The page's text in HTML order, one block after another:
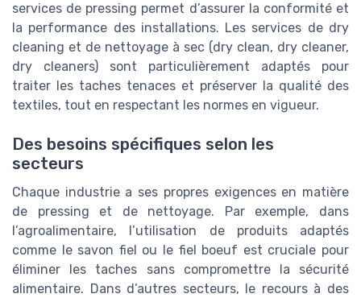
services de pressing permet d’assurer la conformité et
la performance des installations. Les services de dry
cleaning et de nettoyage à sec (dry clean, dry cleaner,
dry cleaners) sont particulièrement adaptés pour
traiter les taches tenaces et préserver la qualité des
textiles, tout en respectant les normes en vigueur.
Des besoins spécifiques selon les
secteurs
Chaque industrie a ses propres exigences en matière
de pressing et de nettoyage. Par exemple, dans
l’agroalimentaire, l’utilisation de produits adaptés
comme le savon fiel ou le fiel boeuf est cruciale pour
éliminer les taches sans compromettre la sécurité
alimentaire. Dans d’autres secteurs, le recours à des